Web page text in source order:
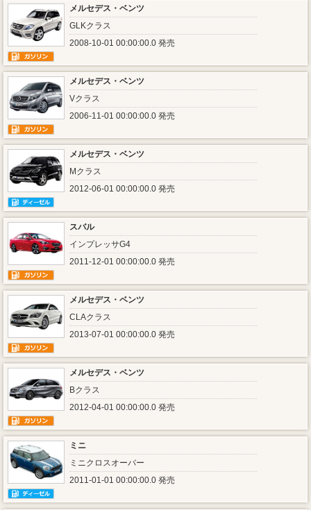
メルセデス・ベンツ
GLKクラス
2008-10-01 00:00:00.0 発売
メルセデス・ベンツ
Vクラス
2006-11-01 00:00:00.0 発売
メルセデス・ベンツ
Mクラス
2012-06-01 00:00:00.0 発売
スバル
インプレッサG4
2011-12-01 00:00:00.0 発売
メルセデス・ベンツ
CLAクラス
2013-07-01 00:00:00.0 発売
メルセデス・ベンツ
Bクラス
2012-04-01 00:00:00.0 発売
ミニ
ミニクロスオーバー
2011-01-01 00:00:00.0 発売